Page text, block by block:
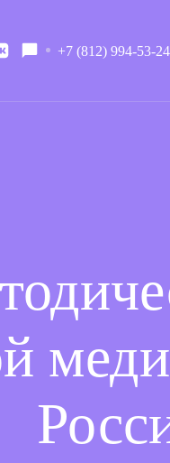
+7 (812) 994-53-24